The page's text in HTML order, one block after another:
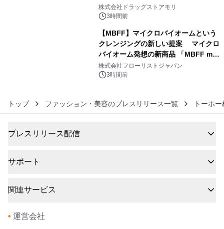
株式会社ドラッグストアモリ
3時間前
【MBFF】マイクロバイオームという
クレンジングの新しい提案 マイクロ
バイオーム発想の新商品 「MBFF mb
クレンジングPRO」を2026年8月6日
発売
株式会社フローリストジャパン
3時間前
トップ ファッション・美容のプレスリリース一覧 トーホ
プレスリリース配信
サポート
関連サービス
• 運営会社